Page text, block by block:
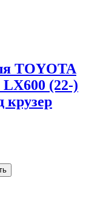
TOYOTA
(22-)
крузер